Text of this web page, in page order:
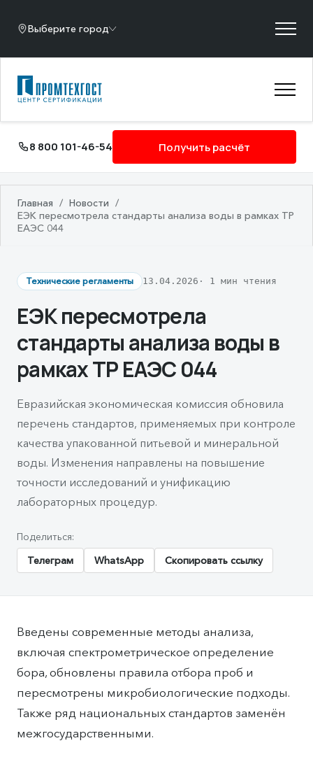
Выберите город
8 800 101-46-54 Получить расчёт
Главная / Новости /
ЕЭК пересмотрела стандарты анализа воды в рамках ТР
ЕАЭС 044
Технические регламенты 13.04.2026 · 1 мин чтения
ЕЭК пересмотрела
стандарты анализа воды в
рамках ТР ЕАЭС 044
Евразийская экономическая комиссия обновила
перечень стандартов, применяемых при контроле
качества упакованной питьевой и минеральной
воды. Изменения направлены на повышение
точности исследований и унификацию
лабораторных процедур.
Поделиться:
Телеграм
WhatsApp Скопировать ссылку
Введены современные методы анализа,
включая спектрометрическое определение
бора, обновлены правила отбора проб и
пересмотрены микробиологические подходы.
Также ряд национальных стандартов заменён
межгосударственными.